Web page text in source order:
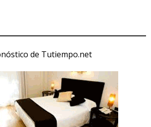
de Tutiempo.net